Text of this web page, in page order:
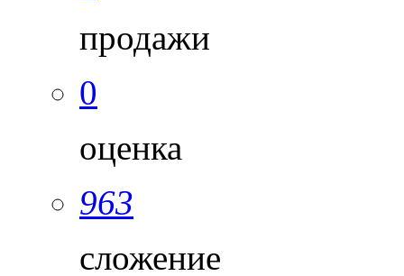
продажи
0
оценка
963
сложение